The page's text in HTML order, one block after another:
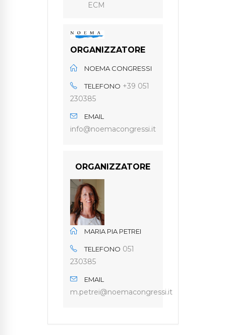
ECM
ORGANIZZATORE
NOEMA CONGRESSI
TELEFONO +39 051
230385
EMAIL
info@noemacongressi.it
ORGANIZZATORE
MARIA PIA PETREI
TELEFONO 051
230385
EMAIL
m.petrei@noemacongressi.it